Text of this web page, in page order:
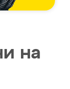
на